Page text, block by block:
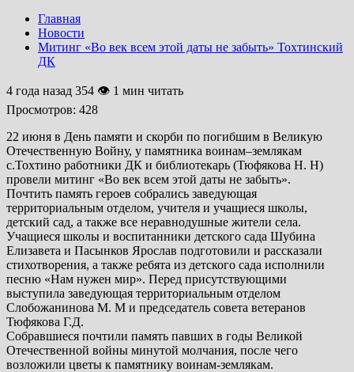
Главная
Новости
Митинг «Во век всем этой даты не забыть» Тохтинский
ДК
4 года назад 354 👁 1 мин читать
Просмотров: 428
22 июня в День памяти и скорби по погибшим в Великую
Отечественную Войну, у памятника воинам–землякам
с.Тохтино работники ДК и библиотекарь (Тюфякова Н. Н)
провели митинг «Во век всем этой даты не забыть».
Почтить память героев собрались заведующая
территориальным отделом, учителя и учащиеся школы,
детский сад, а также все неравнодушные жители села.
Учащиеся школы и воспитанники детского сада Шубина
Елизавета и Пасынков Ярослав подготовили и рассказали
стихотворения, а также ребята из детского сада исполнили
песню «Нам нужен мир». Перед присутствующими
выступила заведующая территориальным отделом
Слобожанинова М. М и председатель совета ветеранов
Тюфякова Г.Д.
Собравшиеся почтили память павших в годы Великой
Отечественной войны минутой молчания, после чего
возложили цветы к памятнику воинам-землякам.